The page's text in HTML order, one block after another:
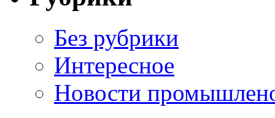
Без рубрики
Интересное
Новости